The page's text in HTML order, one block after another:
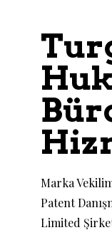
Marka
Patent
Limited